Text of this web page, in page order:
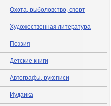
Охота, рыболовство, спорт
Художественная литература
Поэзия
Детские книги
Автографы, рукописи
Иудаика